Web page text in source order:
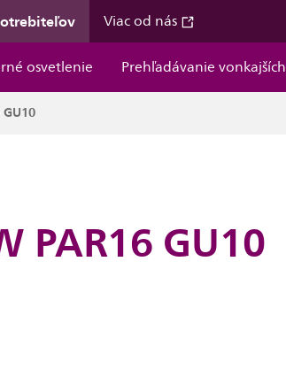
Viac od nás
osvetlenie Prehľadávanie vonkajších
PAR16 GU10